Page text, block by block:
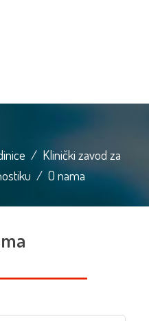
/ Klinički zavod za
/ O nama